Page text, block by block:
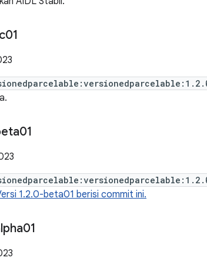
1.2.0-beta01 berisi commit ini.